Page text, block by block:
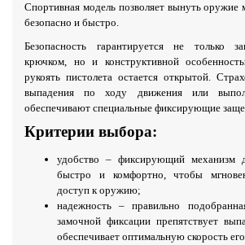
Спортивная модель позволяет вынуть оружие
безопасно и быстро.
Безопасность гарантируется не только
крючком, но и конструктивной
рукоять пистолета остается открытой.
выпадения по ходу движения или
обеспечивают специальные фиксирующие
Критерии выбора:
удобство – фиксирующий механизм
быстро и комфортно, чтобы
доступ к оружию;
надежность – правильно
замочной фиксации препятствует
обеспечивает оптимальную скорость